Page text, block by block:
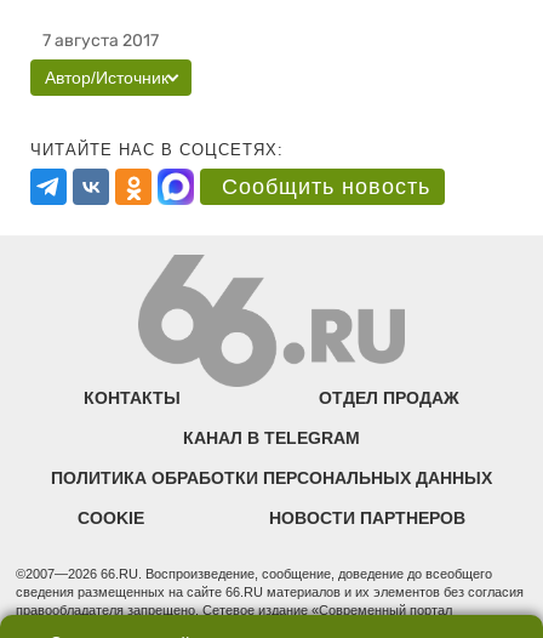
7 августа 2017
Автор/Источник
ЧИТАЙТЕ НАС В СОЦСЕТЯХ:
Сообщить новость
КОНТАКТЫ ОТДЕЛ ПРОДАЖ
КАНАЛ В TELEGRAM
ПОЛИТИКА ОБРАБОТКИ ПЕРСОНАЛЬНЫХ ДАННЫХ
COOKIE НОВОСТИ ПАРТНЕРОВ
©2007—2026 66.RU. Воспроизведение, сообщение, доведение до всеобщего
сведения размещенных на сайте 66.RU материалов и их элементов без согласия
правообладателя запрещено. Сетевое издание «Современный портал